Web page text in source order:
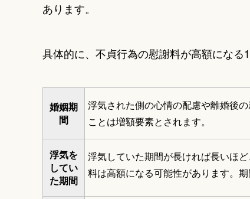
あります。
具体的に、不貞行為の慰謝料が高額になる
婚姻期
間
浮気された側の心情の配慮や離婚後
ことは増額要素とされます。
浮気を
してい
た期間
浮気していた期間が長ければ長いほ
料は高額になる可能性があります。